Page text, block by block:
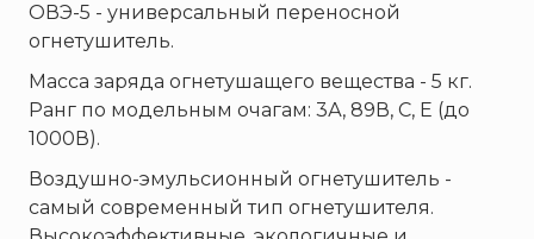
Спектрон НПО
Спецавтоматика
Специнформатика-СИ
Спецприбор
ТЕМПЕРО
ОВЭ-5 - универсальный переносной
огнетушитель.
Масса заряда огнетушащего вещества - 5 кг.
Ранг по модельным очагам: 3А, 89В, С, Е (до
1000В).
Воздушно-эмульсионный огнетушитель -
самый современный тип огнетушителя.